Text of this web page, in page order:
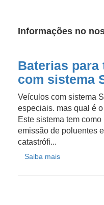
Informações no
Baterias
com sistema
Veículos com sistema
especiais. mas qual é
Este sistema tem
emissão de poluentes
catastrófi...
Saiba mais